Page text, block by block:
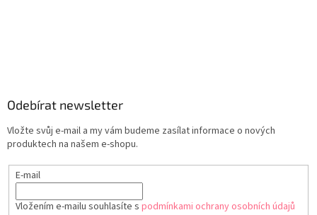
Odebírat newsletter
Vložte svůj e-mail a my vám budeme zasílat informace o nových
produktech na našem e-shopu.
E-mail
Vložením e-mailu souhlasíte s podmínkami ochrany osobních údajů